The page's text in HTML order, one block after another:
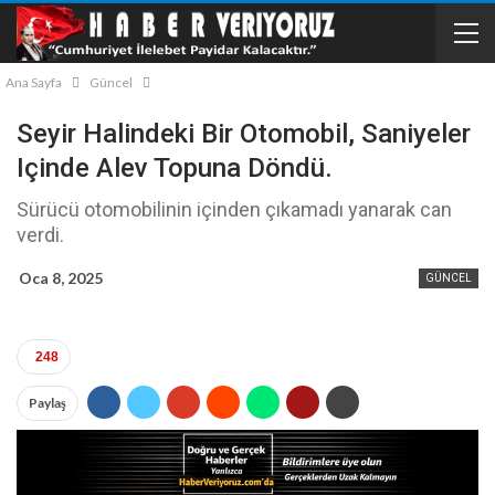
Ana Sayfa Güncel
Seyir Halindeki Bir Otomobil, Saniyeler
Içinde Alev Topuna Döndü.
Sürücü otomobilinin içinden çıkamadı yanarak can
verdi.
GÜNCEL
Oca 8, 2025
248
Paylaş